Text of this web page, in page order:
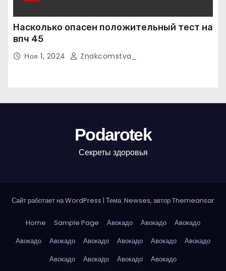
Насколько опасен положительный тест на
впч 45
Ноя 1, 2024 Znakcomstva_
Podarotek
Секреты здоровья
Сайт работает на WordPress | Тема: Newses, авторThemeansar
Home Sample Page Авокадо Авокадо
Авокадо
Авокадо
Авокадо Авокадо Авокадо Авокадо
Авокадо
Авокадо
Авокадо Авокадо
Авокадо